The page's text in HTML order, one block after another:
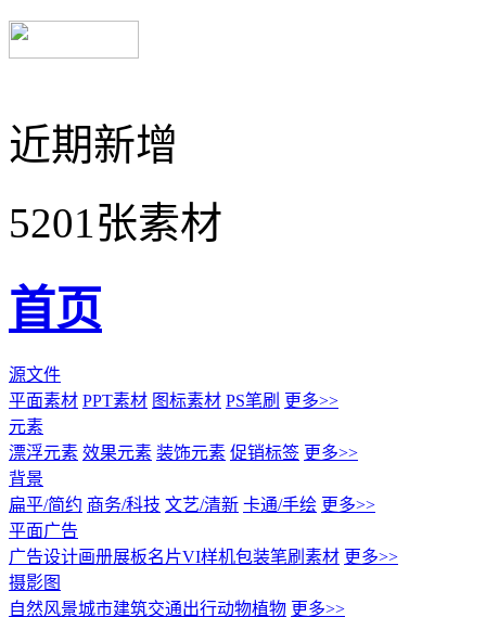
近期新增
5201张素材
首页
源文件
平面素材 PPT素材 图标素材 PS笔刷 更多>>
元素
漂浮元素 效果元素 装饰元素 促销标签 更多>>
背景
扁平/简约 商务/科技 文艺/清新 卡通/手绘 更多>>
平面广告
广告设计画册展板名片VI样机包装笔刷素材 更多>>
摄影图
自然风景城市建筑交通出行动物植物 更多>>